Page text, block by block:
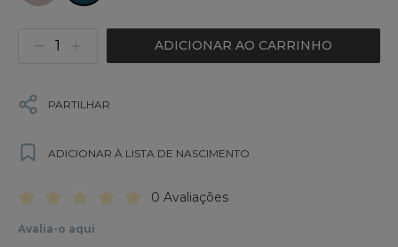
ADICIONAR AO CARRINHO
PARTILHAR
ADICIONAR À LISTA DE NASCIMENTO
0 Avaliações
Avalia-o aqui